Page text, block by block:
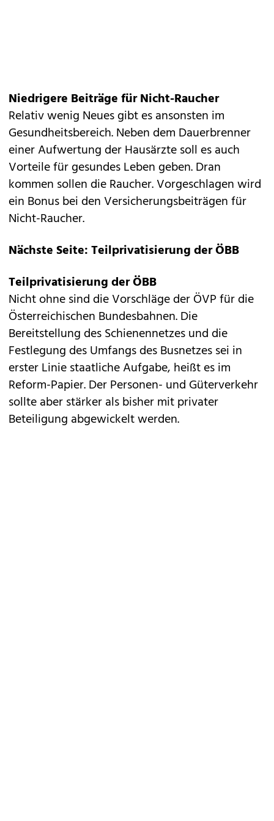
Niedrigere Beiträge für Nicht-Raucher
Relativ wenig Neues gibt es ansonsten im
Gesundheitsbereich. Neben dem Dauerbrenner
einer Aufwertung der Hausärzte soll es auch
Vorteile für gesundes Leben geben. Dran
kommen sollen die Raucher. Vorgeschlagen wird
ein Bonus bei den Versicherungsbeiträgen für
Nicht-Raucher.
Nächste Seite: Teilprivatisierung der ÖBB
Teilprivatisierung der ÖBB
Nicht ohne sind die Vorschläge der ÖVP für die
Österreichischen Bundesbahnen. Die
Bereitstellung des Schienennetzes und die
Festlegung des Umfangs des Busnetzes sei in
erster Linie staatliche Aufgabe, heißt es im
Reform-Papier. Der Personen- und Güterverkehr
sollte aber stärker als bisher mit privater
Beteiligung abgewickelt werden.